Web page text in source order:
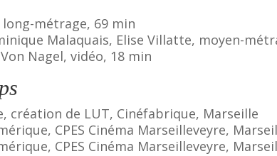
long-métrage, 69 min
Malaquais, Elise Villatte, moyen-
Nagel, vidéo, 18 min
création de LUT, Cinéfabrique, Marseille
CPES Cinéma Marseilleveyre,
CPES Cinéma Marseilleveyre,